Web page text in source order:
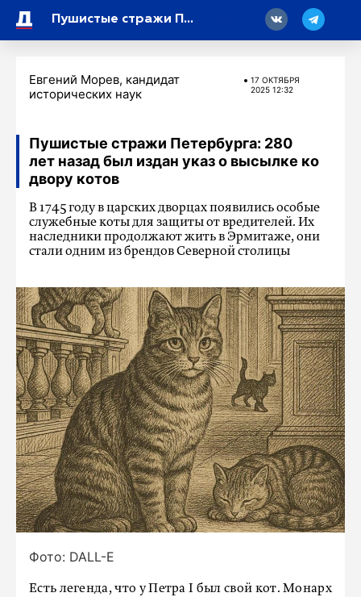
Пушистые стражи Петербурга: 280 лет назад был издан указ о высылке ко двору котов
Евгений Морев, кандидат
исторических наук
17 ОКТЯБРЯ
2025 12:32
Пушистые стражи Петербурга: 280
лет назад был издан указ о высылке ко
двору котов
В 1745 году в царских дворцах появились особые
служебные коты для защиты от вредителей. Их
наследники продолжают жить в Эрмитаже, они
стали одним из брендов Северной столицы
Фото: DALL-E
Есть легенда, что у Петра I был свой кот. Монарх